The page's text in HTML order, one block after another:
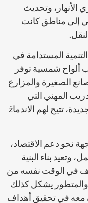
وتحديث
إلى مناطق كانت
المستدامة في
ألواح شمسية توفر
الصغيرة والمزارع
المهني التي
تساعد السكان على اكتساب مهارات جديدة، تتيح لهم الاندماż
نحو دعم الاقتصاد،
بناء البنية
في الوقت نفسه من
والمتطور يشكل كذلك
معه في تحقيق أهداف